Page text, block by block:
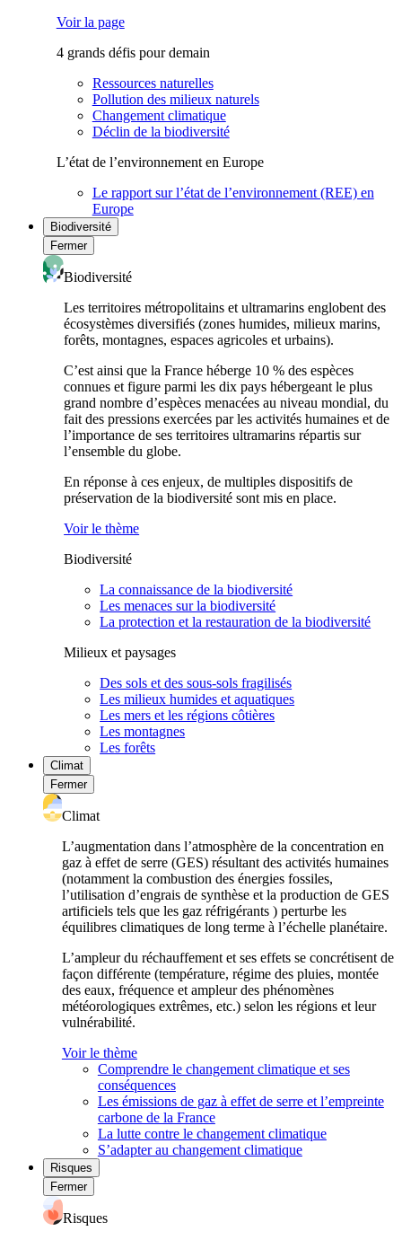
Voir la page
4 grands défis pour demain
Ressources naturelles
Pollution des milieux naturels
Changement climatique
Déclin de la biodiversité
L’état de l’environnement en Europe
Le rapport sur l’état de l’environnement (REE) en
Europe
Biodiversité
Fermer
Biodiversité
Les territoires métropolitains et ultramarins englobent des
écosystèmes diversifiés (zones humides, milieux marins,
forêts, montagnes, espaces agricoles et urbains).
C’est ainsi que la France héberge 10 % des espèces
connues et figure parmi les dix pays hébergeant le plus
grand nombre d’espèces menacées au niveau mondial, du
fait des pressions exercées par les activités humaines et de
l’importance de ses territoires ultramarins répartis sur
l’ensemble du globe.
En réponse à ces enjeux, de multiples dispositifs de
préservation de la biodiversité sont mis en place.
Voir le thème
Biodiversité
La connaissance de la biodiversité
Les menaces sur la biodiversité
La protection et la restauration de la biodiversité
Milieux et paysages
Des sols et des sous-sols fragilisés
Les milieux humides et aquatiques
Les mers et les régions côtières
Les montagnes
Les forêts
Climat
Fermer
Climat
L’augmentation dans l’atmosphère de la concentration en
gaz à effet de serre (GES) résultant des activités humaines
(notamment la combustion des énergies fossiles,
l’utilisation d’engrais de synthèse et la production de GES
artificiels tels que les gaz réfrigérants ) perturbe les
équilibres climatiques de long terme à l’échelle planétaire.
L’ampleur du réchauffement et ses effets se concrétisent de
façon différente (température, régime des pluies, montée
des eaux, fréquence et ampleur des phénomènes
météorologiques extrêmes, etc.) selon les régions et leur
vulnérabilité.
Voir le thème
Comprendre le changement climatique et ses
conséquences
Les émissions de gaz à effet de serre et l’empreinte
carbone de la France
La lutte contre le changement climatique
S’adapter au changement climatique
Risques
Fermer
Risques